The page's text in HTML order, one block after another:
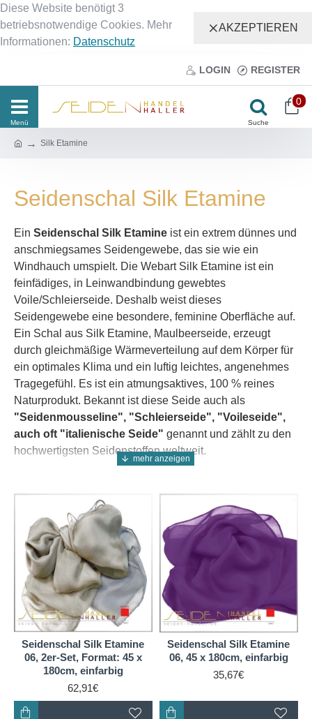
Diese Website benötigt 3
betriebsnotwendige Cookies. Mehr
Informationen: Datenschutz
AKZEPTIEREN
LOGIN REGISTER
0
Silk Etamine
Seidenschal Silk Etamine
Ein Seidenschal Silk Etamine ist ein extrem dünnes und
anschmiegsames Seidengewebe, das sie wie ein
Windhauch umspielt. Die Webart Silk Etamine ist ein
feinfädiges, in Leinwandbindung gewebtes
Voile/Schleierseide. Deshalb weist dieses
Seidengewebe eine besondere, feminine Oberfläche auf.
Ein Schal aus Silk Etamine, Maulbeerseide, erzeugt
durch gleichmäßige Wärmeverteilung auf dem Körper für
ein optimales Klima und ein luftig leichtes, angenehmes
Tragegefühl. Es ist ein atmungsaktives, 100 % reines
Naturprodukt. Bekannt ist diese Seide auch als
"Seidenmousseline", "Schleierseide", "Voileseide",
auch oft "italienische Seide" genannt und zählt zu den
hochwertigsten Seidenstoffen weltweit.
Oberfläche auf, die selbst anschmiegsamer als Chiffon
DieseSilk Etamine Schals aus 100 % Seidekönnen
Sie sich farblich selbst zusammenstellen. Wir haben
jedes Format in naturweiß, einfarbig in 935 Farben und
als mehrfarbige Ausführungen, die sie sich selbst
zusammenstellen können. Wählen Sie sich ihre
Wunschfarben aus und wir färben ihnen ihren
individuellen Seidenschal aus Silk Etamine.
Seidenschal Silk Etamine
06, 2er-Set, Format: 45 x
180cm, einfarbig
62,91€
Seidenschal Silk Etamine
06, 45 x 180cm, einfarbig
35,67€